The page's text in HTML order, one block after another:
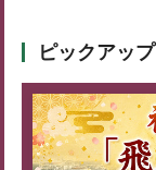
ピックアップ